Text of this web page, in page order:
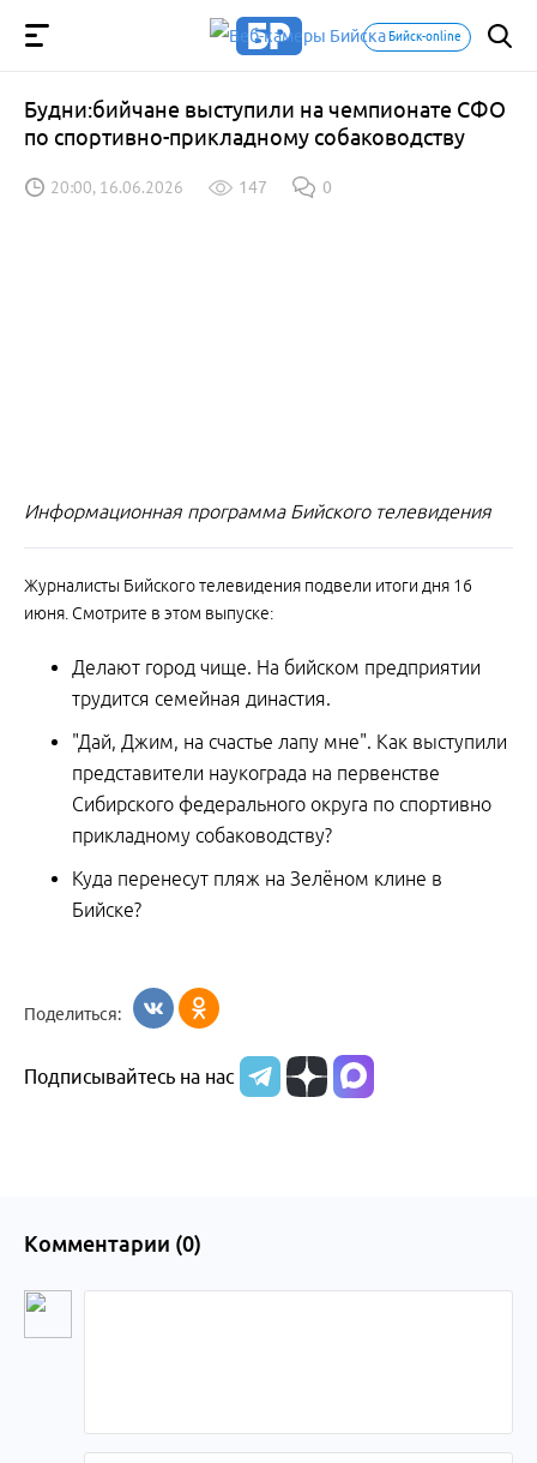
Бийск-online
Будни:бийчане выступили на чемпионате СФО
по спортивно-прикладному собаководству
20:00, 16.06.2026 147 0
Информационная программа Бийского телевидения
Журналисты Бийского телевидения подвели итоги дня 16
июня. Смотрите в этом выпуске:
Делают город чище. На бийском предприятии
трудится семейная династия.
"Дай, Джим, на счастье лапу мне". Как выступили
представители наукограда на первенстве
Сибирского федерального округа по спортивно
прикладному собаководству?
Куда перенесут пляж на Зелёном клине в
Бийске?
Поделиться:
Подписывайтесь на нас
Комментарии (0)